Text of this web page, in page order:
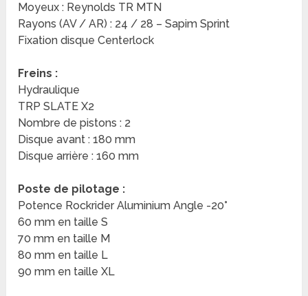
Moyeux : Reynolds TR MTN
Rayons (AV / AR) : 24 / 28 – Sapim Sprint
Fixation disque Centerlock
Freins :
Hydraulique
TRP SLATE X2
Nombre de pistons : 2
Disque avant : 180 mm
Disque arrière : 160 mm
Poste de pilotage :
Potence Rockrider Aluminium Angle -20°
60 mm en taille S
70 mm en taille M
80 mm en taille L
90 mm en taille XL